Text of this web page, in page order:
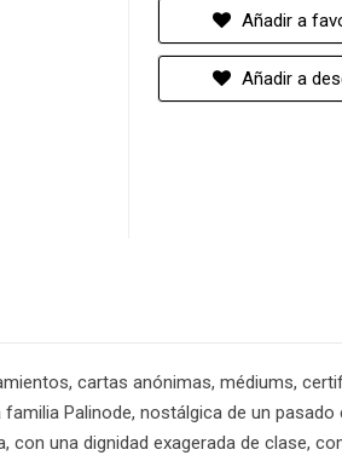
Añadir a
Añadir a
cartas anónimas, médiums,
Palinode, nostálgica de un pasado
una dignidad exagerada de clase,